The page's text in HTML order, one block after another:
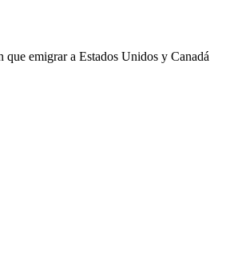
que emigrar a Estados Unidos y Canadá